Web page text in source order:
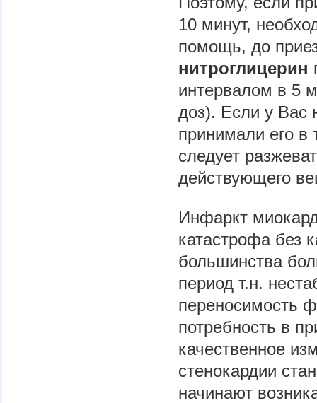
10 минут,
помощь, до
нитроглицерин
интервалом в 5
доз). Если у Вас
принимали его в
следует
действующего
Инфаркт
катастрофа без
большинства
период т.н.
переносимость
потребность в
качественное
стенокардии
начинают